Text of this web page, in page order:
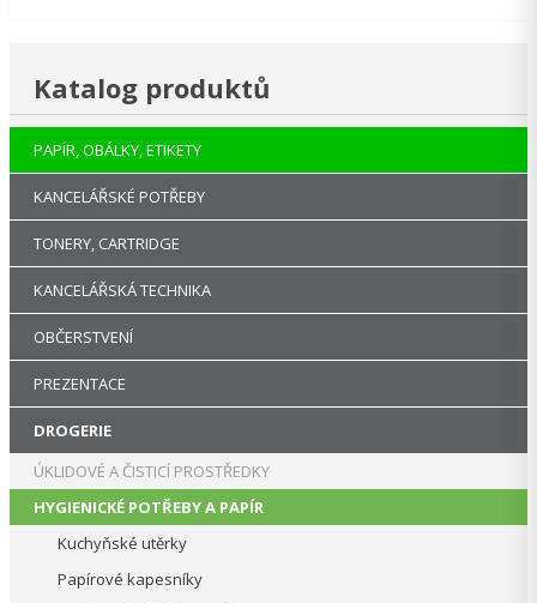
Katalog produktů
PAPÍR, OBÁLKY, ETIKETY
KANCELÁŘSKÉ POTŘEBY
TONERY, CARTRIDGE
KANCELÁŘSKÁ TECHNIKA
OBČERSTVENÍ
PREZENTACE
DROGERIE
ÚKLIDOVÉ A ČISTICÍ PROSTŘEDKY
HYGIENICKÉ POTŘEBY A PAPÍR
Kuchyňské utěrky
Papírové kapesníky